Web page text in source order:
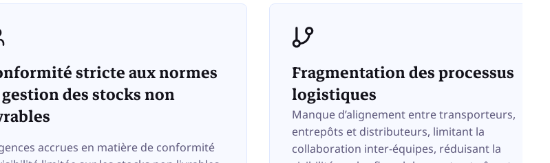
stricte aux normes
des stocks non
accrues en matière de conformité
Fragmentation des processus
logistiques
Manque d’alignement entre transporteurs,
entrepôts et distributeurs, limitant la
collaboration inter-équipes, réduisant la